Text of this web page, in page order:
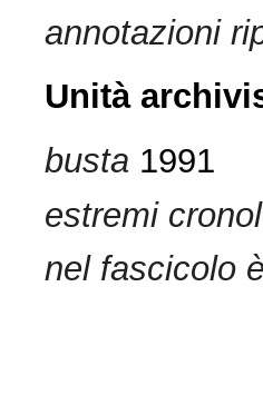
annotazioni
Unità
busta 1991
estremi
nel fascicolo